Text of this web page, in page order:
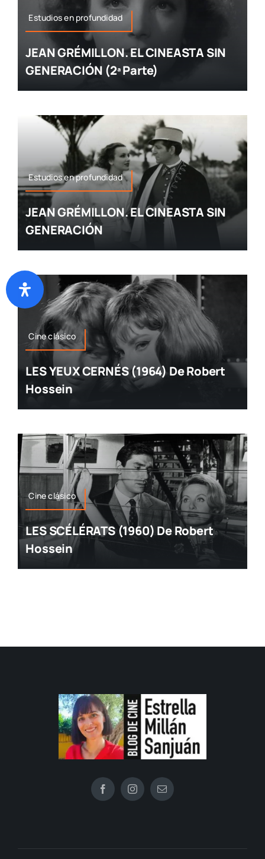
Estudios en profundidad
JEAN GRÉMILLON. EL CINEASTA SIN
GENERACIÓN (2ª Parte)
Estudios en profundidad
JEAN GRÉMILLON. EL CINEASTA SIN
GENERACIÓN
Cine clásico
LES YEUX CERNÉS (1964) De Robert
Hossein
Cine clásico
LES SCÉLÉRATS (1960) De Robert
Hossein